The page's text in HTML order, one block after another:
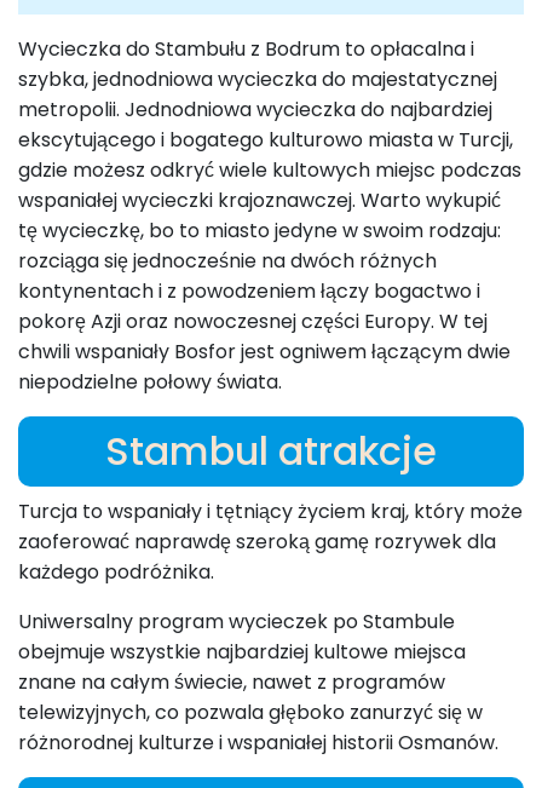
Wycieczka do Stambułu z Bodrum to opłacalna i
szybka, jednodniowa wycieczka do majestatycznej
metropolii. Jednodniowa wycieczka do najbardziej
ekscytującego i bogatego kulturowo miasta w Turcji,
gdzie możesz odkryć wiele kultowych miejsc podczas
wspaniałej wycieczki krajoznawczej. Warto wykupić
tę wycieczkę, bo to miasto jedyne w swoim rodzaju:
rozciąga się jednocześnie na dwóch różnych
kontynentach i z powodzeniem łączy bogactwo i
pokorę Azji oraz nowoczesnej części Europy. W tej
chwili wspaniały Bosfor jest ogniwem łączącym dwie
niepodzielne połowy świata.
Stambul atrakcje
Turcja to wspaniały i tętniący życiem kraj, który może
zaoferować naprawdę szeroką gamę rozrywek dla
każdego podróżnika.
Uniwersalny program wycieczek po Stambule
obejmuje wszystkie najbardziej kultowe miejsca
znane na całym świecie, nawet z programów
telewizyjnych, co pozwala głęboko zanurzyć się w
różnorodnej kulturze i wspaniałej historii Osmanów.